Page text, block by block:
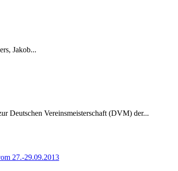
Jakob...
Deutschen Vereinsmeisterschaft (DVM) der...
27.-29.09.2013